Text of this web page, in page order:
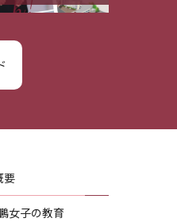
要
女子の教育